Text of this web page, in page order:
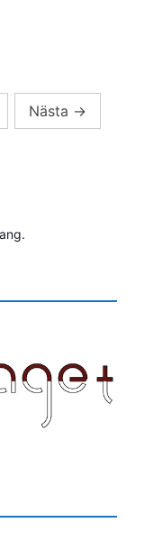
Nästa →